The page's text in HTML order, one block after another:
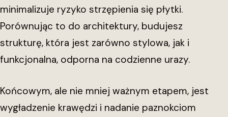
minimalizuje ryzyko strzępienia się płytki.
Porównując to do architektury, budujesz
strukturę, która jest zarówno stylowa, jak i
funkcjonalna, odporna na codzienne urazy.
Końcowym, ale nie mniej ważnym etapem, jest
wygładzenie krawędzi i nadanie paznokciom